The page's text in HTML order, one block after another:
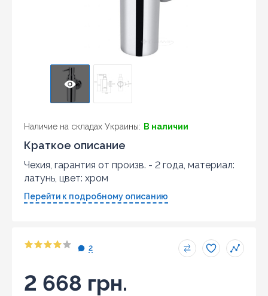
Наличие на складах Украины: В наличии
Краткое описание
Чехия, гарантия от произв. - 2 года, материал:
латунь, цвет: хром
Перейти к подробному описанию
2
2 668 грн.